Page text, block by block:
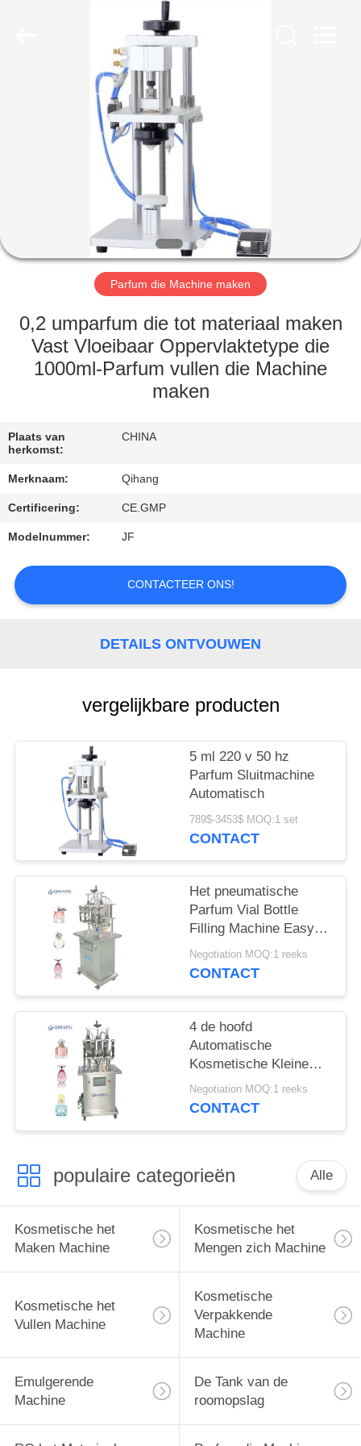
PRODUCTEN
ONGEVEER
FABRIEKSREIS
KWALITEITSCONTROLE
CONTACTEER
VERZOEK
OM
CITAAT
NIEUWS
Parfum die Machine maken
0,2 umparfum die tot materiaal maken
Vast Vloeibaar Oppervlaktetype die
1000ml-Parfum vullen die Machine
maken
Plaats van
herkomst:
CHINA
Merknaam: Qihang
Certificering: CE.GMP
Modelnummer: JF
CONTACTEER ONS!
DETAILS ONTVOUWEN
vergelijkbare producten
5 ml 220 v 50 hz
Parfum Sluitmachine
Automatisch
789$-3453$ MOQ:1 set
CONTACT
Het pneumatische
Parfum Vial Bottle
Filling Machine Easy
van Keulen om te
werken
Negotiation MOQ:1 reeks
CONTACT
4 de hoofd
Automatische
Kosmetische Kleine
Vloeibare Vuller van de
Etherische oliefles
Negotiation MOQ:1 reeks
CONTACT
populaire categorieën Alle
Kosmetische het
Maken Machine
Kosmetische het
Mengen zich Machine
Kosmetische het
Vullen Machine
Kosmetische
Verpakkende
Machine
Emulgerende
Machine
De Tank van de
roomopslag